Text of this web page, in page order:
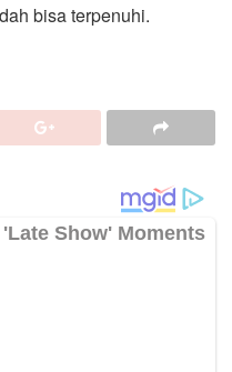
bisa terpenuhi.